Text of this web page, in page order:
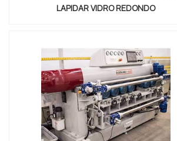
LAPIDAR VIDRO REDONDO